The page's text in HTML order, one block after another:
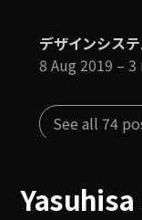
デザインシス
8 Aug 2019 – 3
See all 74